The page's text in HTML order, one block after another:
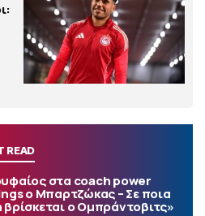
READ
στα coach power
ο Μπαρτζώκας – Σε ποια
βρίσκεται ο Ομπράντοβιτς»